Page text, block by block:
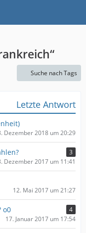
Suche nach Tags
Letzte Antwort
Dezember 2018 um 20:29
3
Dezember 2017 um 11:41
12. Mai 2017 um 21:27
o0
4
17. Januar 2017 um 17:54